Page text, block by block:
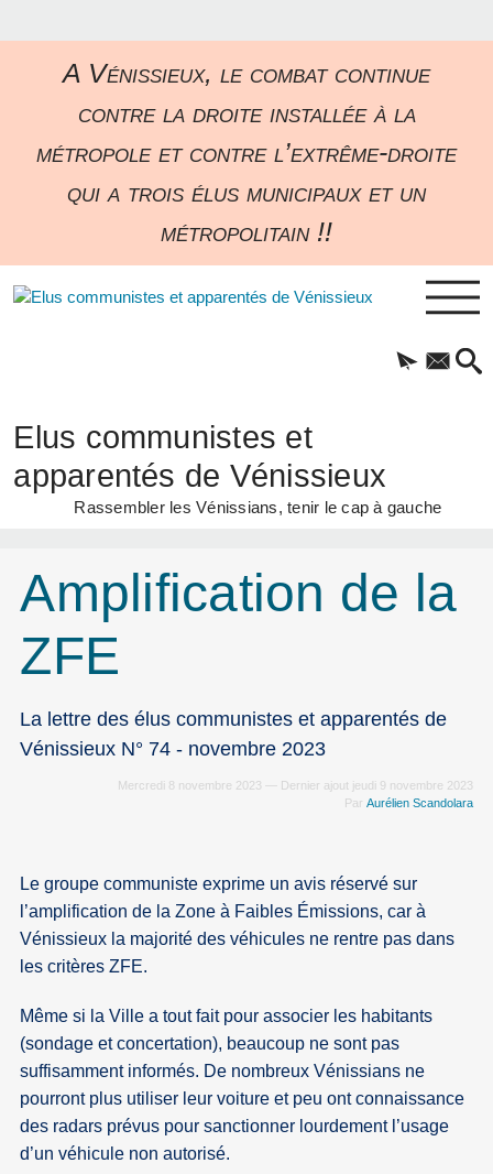
A Vénissieux, le combat continue
contre la droite installée à la
métropole et contre l’extrême-droite
qui a trois élus municipaux et un
métropolitain !!
Elus communistes et
apparentés de Vénissieux
Rassembler les Vénissians, tenir le cap à gauche
Amplification de la
ZFE
La lettre des élus communistes et apparentés de
Vénissieux N° 74 - novembre 2023
Mercredi 8 novembre 2023 — Dernier ajout jeudi 9 novembre 2023
Par Aurélien Scandolara
Le groupe communiste exprime un avis réservé sur
l’amplification de la Zone à Faibles Émissions, car à
Vénissieux la majorité des véhicules ne rentre pas dans
les critères ZFE.
Même si la Ville a tout fait pour associer les habitants
(sondage et concertation), beaucoup ne sont pas
suffisamment informés. De nombreux Vénissians ne
pourront plus utiliser leur voiture et peu ont connaissance
des radars prévus pour sanctionner lourdement l’usage
d’un véhicule non autorisé.